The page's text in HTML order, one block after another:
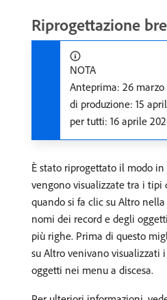
Riprogettazione
NOTA
Anteprima: 26 marzo
di produzione: 15
per tutti: 16 aprile
È stato riprogettato il modo
vengono visualizzate tra i tipi
quando si fa clic su Altro
nomi dei record e degli
più righe. Prima di questo
su Altro venivano visualizzati
oggetti nei menu a discesa.